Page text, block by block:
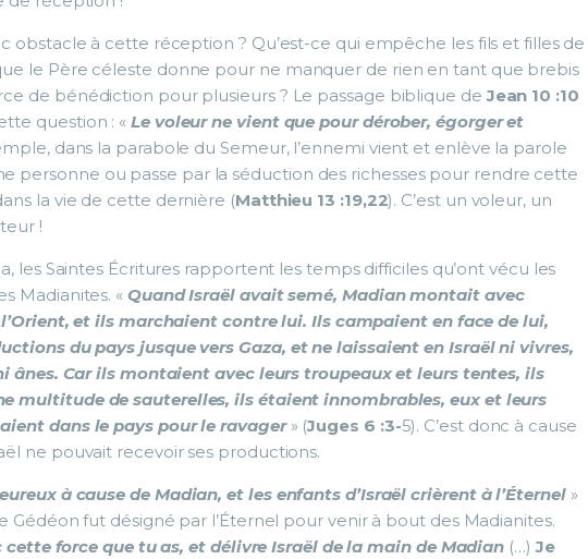
obstacle à cette réception ? Qu’est-ce qui empêche les fils et filles de
le Père céleste donne pour ne manquer de rien en tant que brebis
de bénédiction pour plusieurs ? Le passage biblique deJean 10 :10
question : «Le voleur ne vient que pour dérober, égorger et
dans la parabole du Semeur, l’ennemi vient et enlève la parole
personne ou passe par la séduction des richesses pour rendre cette
la vie de cette dernière (Matthieu 13 :19,22). C’est un voleur, un
!
les Saintes Écritures rapportent les temps difficiles qu’ont vécu les
Madianites. « Quand Israël avait semé, Madian montait avec
et ils marchaient contre lui. Ils campaient en face de lui,
du pays jusque vers Gaza, et ne laissaient en Israël ni vivres,
ânes. Car ils montaient avec leurs troupeaux et leurs tentes, ils
multitude de sauterelles, ils étaient innombrables, eux et leurs
dans le pays pour le ravager» (Juges 6 :3-5). C’est donc à cause
ne pouvait recevoir ses productions.
à cause de Madian, et les enfants d’Israël crièrent à l’Éternel»
Gédéon fut désigné par l’Éternel pour venir à bout des Madianites.
cette force que tu as, et délivre Israël de la main de Madian (…)Je